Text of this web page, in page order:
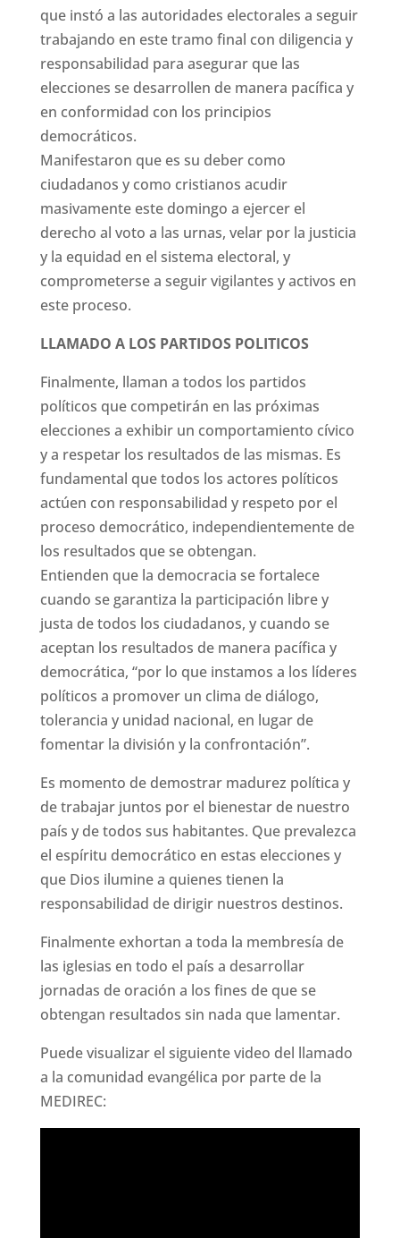
que instó a las autoridades electorales a seguir
trabajando en este tramo final con diligencia y
responsabilidad para asegurar que las
elecciones se desarrollen de manera pacífica y
en conformidad con los principios
democráticos.
Manifestaron que es su deber como
ciudadanos y como cristianos acudir
masivamente este domingo a ejercer el
derecho al voto a las urnas, velar por la justicia
y la equidad en el sistema electoral, y
comprometerse a seguir vigilantes y activos en
este proceso.
LLAMADO A LOS PARTIDOS POLITICOS
Finalmente, llaman a todos los partidos
políticos que competirán en las próximas
elecciones a exhibir un comportamiento cívico
y a respetar los resultados de las mismas. Es
fundamental que todos los actores políticos
actúen con responsabilidad y respeto por el
proceso democrático, independientemente de
los resultados que se obtengan.
Entienden que la democracia se fortalece
cuando se garantiza la participación libre y
justa de todos los ciudadanos, y cuando se
aceptan los resultados de manera pacífica y
democrática, “por lo que instamos a los líderes
políticos a promover un clima de diálogo,
tolerancia y unidad nacional, en lugar de
fomentar la división y la confrontación”.
Es momento de demostrar madurez política y
de trabajar juntos por el bienestar de nuestro
país y de todos sus habitantes. Que prevalezca
el espíritu democrático en estas elecciones y
que Dios ilumine a quienes tienen la
responsabilidad de dirigir nuestros destinos.
Finalmente exhortan a toda la membresía de
las iglesias en todo el país a desarrollar
jornadas de oración a los fines de que se
obtengan resultados sin nada que lamentar.
Puede visualizar el siguiente video del llamado
a la comunidad evangélica por parte de la
MEDIREC: